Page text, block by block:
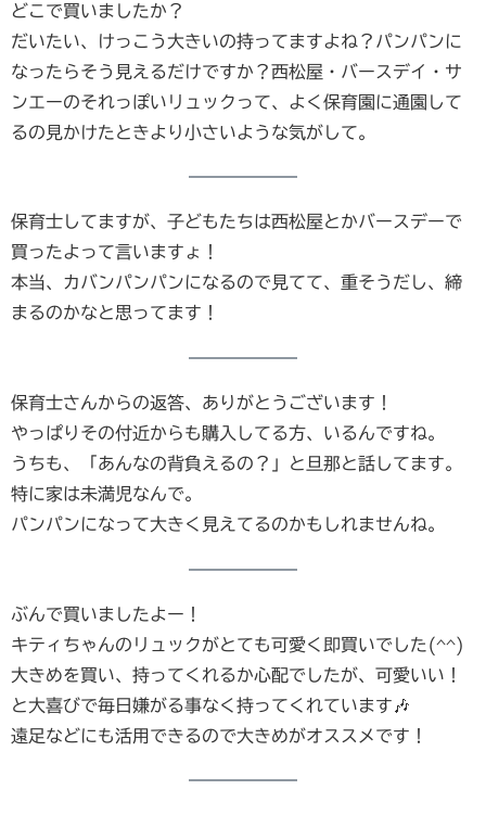
どこで買いましたか？
だいたい、けっこう大きいの持ってますよね？パンパンに
なったらそう見えるだけですか？西松屋・バースデイ・サ
ンエーのそれっぽいリュックって、よく保育園に通園して
るの見かけたときより小さいような気がして。
保育士してますが、子どもたちは西松屋とかバースデーで
買ったよって言いますょ！
本当、カバンパンパンになるので見てて、重そうだし、締
まるのかなと思ってます！
保育士さんからの返答、ありがとうございます！
やっぱりその付近からも購入してる方、いるんですね。
うちも、「あんなの背負えるの？」と旦那と話してます。
特に家は未満児なんで。
パンパンになって大きく見えてるのかもしれませんね。
ぶんで買いましたよー！
キティちゃんのリュックがとても可愛く即買いでした(^^)
大きめを買い、持ってくれるか心配でしたが、可愛いい！
と大喜びで毎日嫌がる事なく持ってくれています🎶
遠足などにも活用できるので大きめがオススメです！